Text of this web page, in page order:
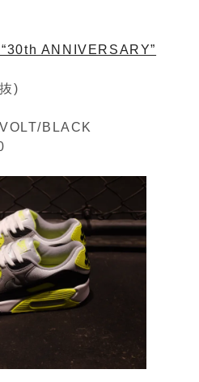
ANNIVERSARY”
)
BLACK